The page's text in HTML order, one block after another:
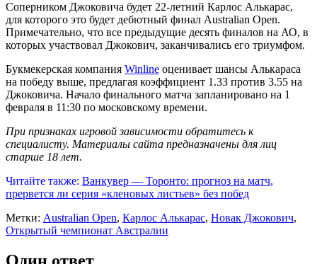
Соперником Джоковича будет 22-летний Карлос Алькарас,
для которого это будет дебютный финал Australian Open.
Примечательно, что все предыдущие десять финалов на АО, в
которых участвовал Джокович, заканчивались его триумфом.
Букмекерская компания Winline оценивает шансы Алькараса
на победу выше, предлагая коэффициент 1.33 против 3.55 на
Джоковича. Начало финального матча запланировано на 1
февраля в 11:30 по московскому времени.
При признаках игровой зависимости обратитесь к
специалисту. Материалы сайта предназначены для лиц
старше 18 лет.
Читайте также: Ванкувер — Торонто: прогноз на матч,
прервется ли серия «кленовых листьев» без побед
Метки: Australian Open, Карлос Алькарас, Новак Джокович,
Открытый чемпионат Австралии